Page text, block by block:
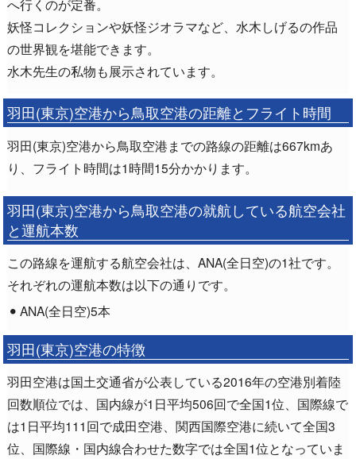
へ行くのが定番。
妖怪コレクションや妖怪ジオラマなど、水木しげるの作品
の世界観を堪能できます。
水木先生の私物も展示されています。
羽田(東京)空港から鳥取空港の距離とフライト時間
羽田(東京)空港から鳥取空港までの路線の距離は667kmあ
り、フライト時間は1時間15分かかります。
羽田(東京)空港から鳥取空港の就航している航空会社
と運航本数
この路線を運航する航空会社は、ANA(全日空)の1社です。
それぞれの運航本数は以下の通りです。
ANA(全日空)5本
羽田(東京)空港の特徴
羽田空港は国土交通省が公表している2016年の空港別着陸
回数順位では、国内線が1日平均506回で全国1位、国際線で
は1日平均111回で成田空港、関西国際空港に続いて全国3
位、国際線・国内線合わせた数字では全国1位となっていま